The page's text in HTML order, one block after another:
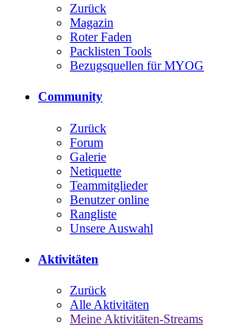
Zurück
Magazin
Roter Faden
Packlisten Tools
Bezugsquellen für MYOG
Community
Zurück
Forum
Galerie
Netiquette
Teammitglieder
Benutzer online
Rangliste
Unsere Auswahl
Aktivitäten
Zurück
Alle Aktivitäten
Meine Aktivitäten-Streams